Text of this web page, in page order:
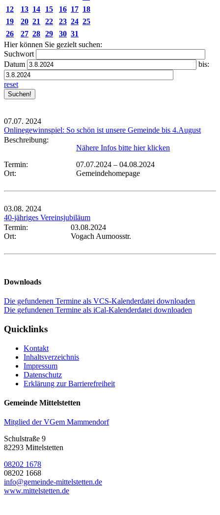
12
13 14 15 16 17 18
19
20 21 22 23 24 25
26
27 28 29 30 31
Hier können Sie gezielt suchen:
Suchwort
Datum
bis:
reset
07.07. 2024
Onlinegewinnspiel: So schön ist unsere Gemeinde bis 4.August
Beschreibung:
Nähere Infos bitte hier klicken
Termin:
07.07.2024 – 04.08.2024
Ort:
Gemeindehomepage
03.08. 2024
40-jähriges Vereinsjubiläum
Termin:
03.08.2024
Ort:
Vogach Aumoosstr.
Downloads
Die gefundenen Termine als VCS-Kalenderdatei downloaden
Die gefundenen Termine als iCal-Kalenderdatei downloaden
Quicklinks
Kontakt
Inhaltsverzeichnis
Impressum
Datenschutz
Erklärung zur Barrierefreiheit
Gemeinde Mittelstetten
Mitglied der VGem Mammendorf
Schulstraße 9
82293 Mittelstetten
08202 1678
08202 1668
info@gemeinde-mittelstetten.de
www.mittelstetten.de